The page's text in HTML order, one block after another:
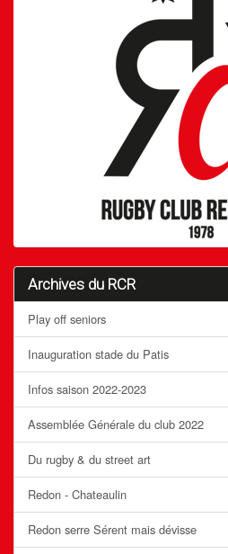
Archives du RCR
Play off seniors
Inauguration stade du Patis
Infos saison 2022-2023
Assemblée Générale du club 2022
Du rugby & du street art
Redon - Chateaulin
Redon serre Sérent mais dévisse